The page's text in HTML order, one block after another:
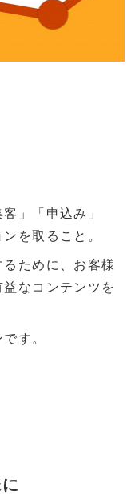
」「申込み」
を取ること。
ために、お客様
なコンテンツを
す。